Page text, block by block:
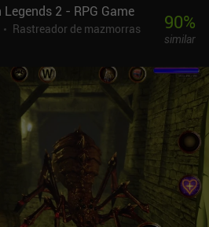
más grandes. Todo se ve demasiado
móviles, lo que resulta especialmente
a menudo zonas subterráneas poco
nativa con mandos es
-especialmente para un juego
si te gustan los RPG complejos que
está más que justificado.
Legends 2 - RPG Game
Rastreador de mazmorras
90%
similar